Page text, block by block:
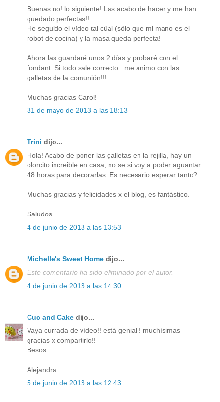
Buenas no! lo siguiente! Las acabo de hacer y me han
quedado perfectas!!
He seguido el vídeo tal cúal (sólo que mi mano es el
robot de cocina) y la masa queda perfecta!
Ahora las guardaré unos 2 días y probaré con el
fondant. Si todo sale correcto.. me animo con las
galletas de la comunión!!!
Muchas gracias Carol!
31 de mayo de 2013 a las 18:13
Trini dijo...
Hola! Acabo de poner las galletas en la rejilla, hay un
olorcito increible en casa, no se si voy a poder aguantar
48 horas para decorarlas. Es necesario esperar tanto?
Muchas gracias y felicidades x el blog, es fantástico.
Saludos.
4 de junio de 2013 a las 13:53
Michelle's Sweet Home dijo...
Este comentario ha sido eliminado por el autor.
4 de junio de 2013 a las 14:30
Cuc and Cake dijo...
Vaya currada de vídeo!! está genial!! muchísimas
gracias x compartirlo!!
Besos
Alejandra
5 de junio de 2013 a las 12:43